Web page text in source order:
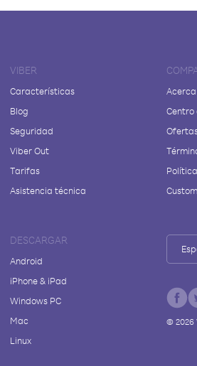
VIBER
Características
Blog
Seguridad
Viber Out
Tarifas
Asistencia técnica
Centro
DESCARGAR
Android
iPhone & iPad
Windows PC
Mac
Linux
© 2026